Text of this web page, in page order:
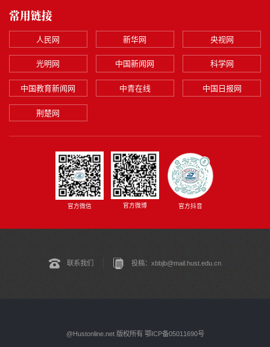
常用链接
人民网 新华网 央视网
光明网 中国新闻网 科学网
中国教育新闻网 中青在线 中国日报网
荆楚网
官方微信 官方微博 官方抖音
联系我们 投稿：xbbjb@mail.hust.edu.cn
@Hustonline.net 版权所有 鄂ICP备05011690号